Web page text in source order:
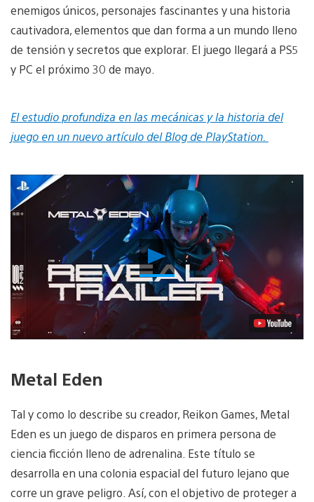
enemigos únicos, personajes fascinantes y una historia
cautivadora, elementos que dan forma a un mundo lleno
de tensión y secretos que explorar. El juego llegará a PS5
y PC el próximo 30 de mayo.
El estudio profundiza en las mecánicas y la historia del
juego en un nuevo artículo del Blog de PlayStation.
Reproducir
vídeo
Metal Eden
Tal y como lo describe su creador, Reikon Games, Metal
Eden es un juego de disparos en primera persona de
ciencia ficción lleno de adrenalina. Este título se
desarrolla en una colonia espacial del futuro lejano que
corre un grave peligro. Así, con el objetivo de proteger a